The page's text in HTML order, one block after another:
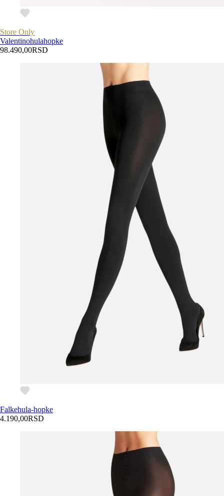
Store Only
Valentinohulahopke
98.490,00RSD
Falkehula-hopke
4.190,00RSD